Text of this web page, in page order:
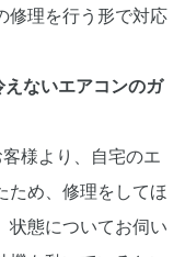
修理を行う形で対応
ないエアコンのガ
様より、自宅のエ
ため、修理をしてほ
状態についてお伺い